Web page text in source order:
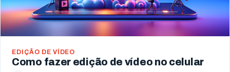
EDIÇÃO DE VÍDEO
Como fazer edição de vídeo no celular